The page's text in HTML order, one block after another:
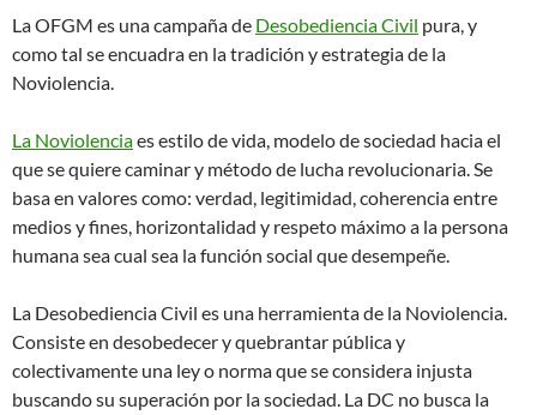
La OFGM es una campaña de Desobediencia Civil pura, y
como tal se encuadra en la tradición y estrategia de la
Noviolencia.
La Noviolenciaes estilo de vida, modelo de sociedad hacia el
que se quiere caminar y método de lucha revolucionaria. Se
basa en valores como: verdad, legitimidad, coherencia entre
medios y fines, horizontalidad y respeto máximo a la persona
humana sea cual sea la función social que desempeñe.
La Desobediencia Civil es una herramienta de la Noviolencia.
Consiste en desobedecer y quebrantar pública y
colectivamente una ley o norma que se considera injusta
buscando su superación por la sociedad. La DC no busca la